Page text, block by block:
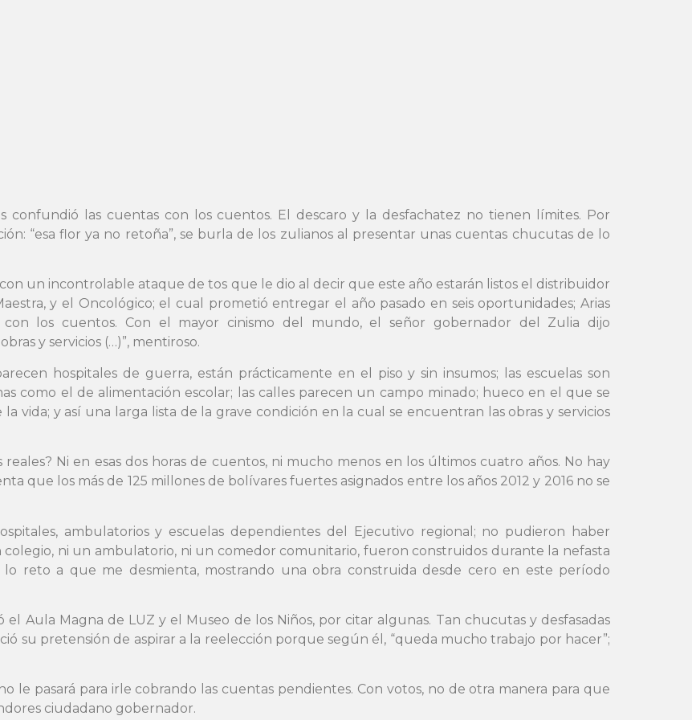
confundió las cuentas con los cuentos. El descaro y la desfachatez no tienen límites. Por
“esa flor ya no retoña”, se burla de los zulianos al presentar unas cuentas chucutas de lo
un incontrolable ataque de tos que le dio al decir que este año estarán listos el distribuidor
y el Oncológico; el cual prometió entregar el año pasado en seis oportunidades; Arias
los cuentos. Con el mayor cinismo del mundo, el señor gobernador del Zulia dijo
y servicios (…)”, mentiroso.
hospitales de guerra, están prácticamente en el piso y sin insumos; las escuelas son
como el de alimentación escolar; las calles parecen un campo minado; hueco en el que se
vida; y así una larga lista de la grave condición en la cual se encuentran las obras y servicios
Ni en esas dos horas de cuentos, ni mucho menos en los últimos cuatro años. No hay
que los más de 125 millones de bolívares fuertes asignados entre los años 2012 y 2016 no se
ambulatorios y escuelas dependientes del Ejecutivo regional; no pudieron haber
colegio, ni un ambulatorio, ni un comedor comunitario, fueron construidos durante la nefasta
lo reto a que me desmienta, mostrando una obra construida desde cero en este período
Aula Magna de LUZ y el Museo de los Niños, por citar algunas. Tan chucutas y desfasadas
su pretensión de aspirar a la reelección porque según él, “queda mucho trabajo por hacer”;
le pasará para irle cobrando las cuentas pendientes. Con votos, no de otra manera para que
ciudadano gobernador.